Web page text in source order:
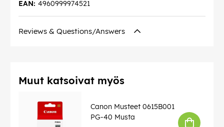
4960999974521
EAN:
Reviews & Questions/Answers
Muut katsoivat myös
Canon Musteet 0615B001
PG-40 Musta